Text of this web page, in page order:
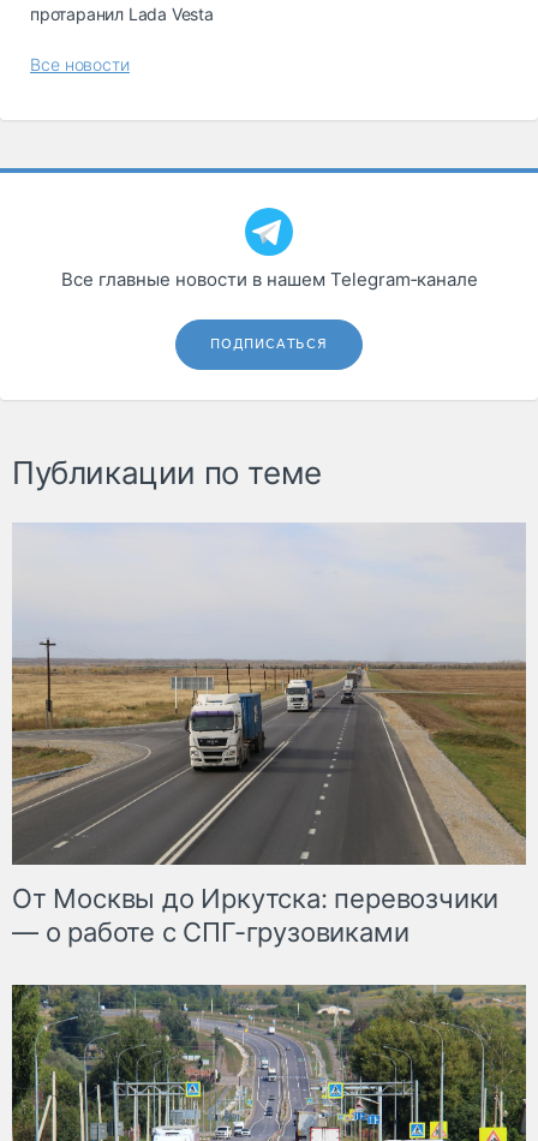
протаранил Lada Vesta
Все новости
Все главные новости в нашем Telegram‑канале
ПОДПИСАТЬСЯ
Публикации по теме
От Москвы до Иркутска: перевозчики
— о работе с СПГ-грузовиками